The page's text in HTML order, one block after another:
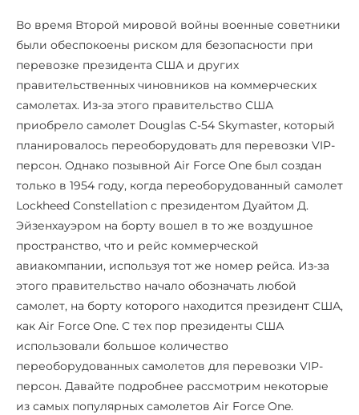
Во время Второй мировой войны военные советники
были обеспокоены риском для безопасности при
перевозке президента США и других
правительственных чиновников на коммерческих
самолетах. Из-за этого правительство США
приобрело самолет Douglas C-54 Skymaster, который
планировалось переоборудовать для перевозки VIP-
персон. Однако позывной Air Force One был создан
только в 1954 году, когда переоборудованный самолет
Lockheed Constellation с президентом Дуайтом Д.
Эйзенхауэром на борту вошел в то же воздушное
пространство, что и рейс коммерческой
авиакомпании, используя тот же номер рейса. Из-за
этого правительство начало обозначать любой
самолет, на борту которого находится президент США,
как Air Force One. С тех пор президенты США
использовали большое количество
переоборудованных самолетов для перевозки VIP-
персон. Давайте подробнее рассмотрим некоторые
из самых популярных самолетов Air Force One.